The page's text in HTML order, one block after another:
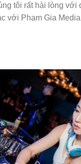
tôi rất hài lòng với
với Phạm Gia